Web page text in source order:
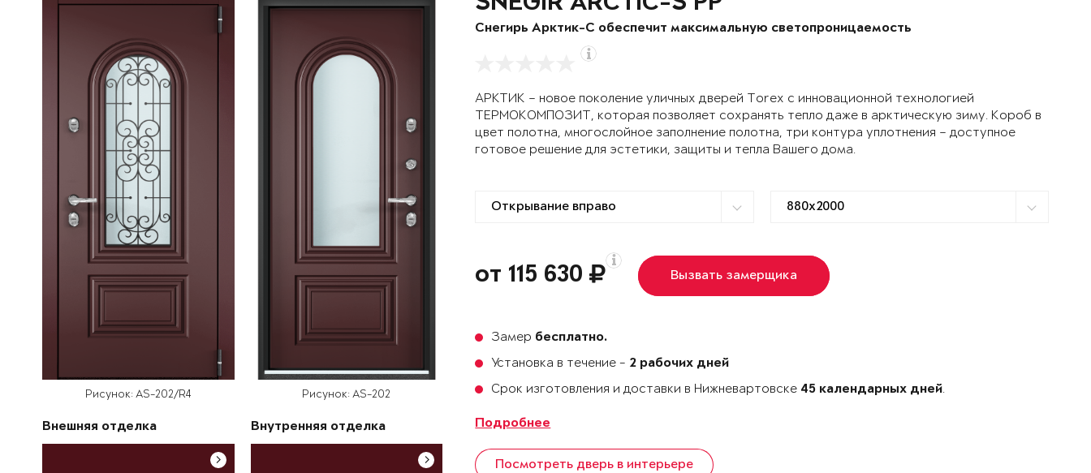
Рисунок: AS-202/R4
Внешняя отделка
Рисунок: AS-202
Внутренняя отделка
Снегирь Арктик-С обеспечит максимальную светопроницаемость
АРКТИК – новое поколение уличных дверей Torex с инновационной технологией
ТЕРМОКОМПОЗИТ, которая позволяет сохранять тепло даже в арктическую зиму. Короб в
цвет полотна, многослойное заполнение полотна, три контура уплотнения – доступное
готовое решение для эстетики, защиты и тепла Вашего дома.
от 115 630 Вызвать замерщика
Замер бесплатно.
Установка в течение - 2 рабочих дней
Срок изготовления и доставки в Нижневартовске 45 календарных дней.
Подробнее
Посмотреть дверь в интерьере